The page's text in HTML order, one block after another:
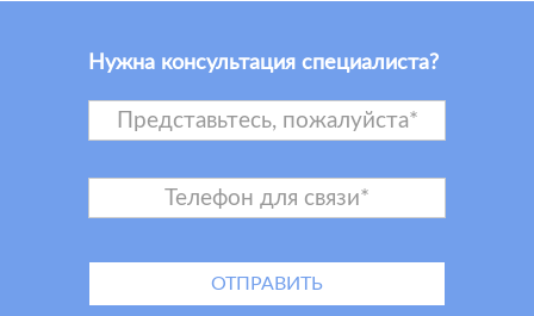
Нужна консультация специалиста?